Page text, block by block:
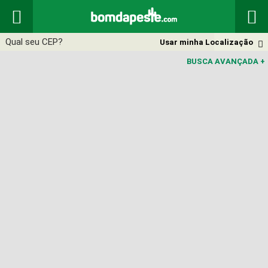
 

Usar minha Localização
BUSCA AVANÇADA +